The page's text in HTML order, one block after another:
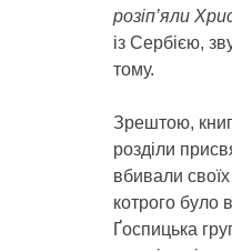
розіп’яли
із Сербією,
тому.
Зрештою,
розділи
вбивали
котрого було
Ґоспицька